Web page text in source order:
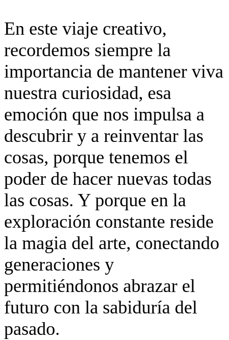
En este viaje creativo,
recordemos siempre la
importancia de mantener viva
nuestra curiosidad, esa
emoción que nos impulsa a
descubrir y a reinventar las
cosas, porque tenemos el
poder de hacer nuevas todas
las cosas. Y porque en la
exploración constante reside
la magia del arte, conectando
generaciones y
permitiéndonos abrazar el
futuro con la sabiduría del
pasado.